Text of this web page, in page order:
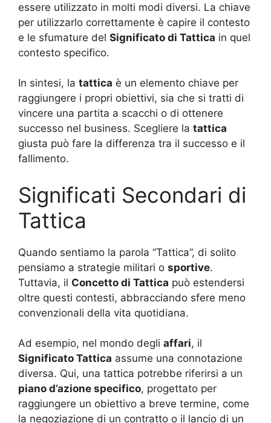
essere utilizzato in molti modi diversi. La chiave
per utilizzarlo correttamente è capire il contesto
e le sfumature del Significato di Tattica in quel
contesto specifico.
In sintesi, la tattica è un elemento chiave per
raggiungere i propri obiettivi, sia che si tratti di
vincere una partita a scacchi o di ottenere
successo nel business. Scegliere la tattica
giusta può fare la differenza tra il successo e il
fallimento.
Significati Secondari di
Tattica
Quando sentiamo la parola “Tattica”, di solito
pensiamo a strategie militari o sportive.
Tuttavia, il Concetto di Tattica può estendersi
oltre questi contesti, abbracciando sfere meno
convenzionali della vita quotidiana.
Ad esempio, nel mondo degli affari, il
Significato Tattica assume una connotazione
diversa. Qui, una tattica potrebbe riferirsi a un
piano d’azione specifico, progettato per
raggiungere un obiettivo a breve termine, come
la negoziazione di un contratto o il lancio di un